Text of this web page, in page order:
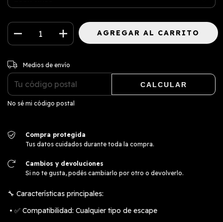
Entregas para el CP:
Medios de envío
CALCULAR
No sé mi código postal
Compra protegida
Tus datos cuidados durante toda la compra.
Cambios y devoluciones
Si no te gusta, podés cambiarlo por otro o devolverlo.
🔧 Características principales:
• ✅ Compatibilidad: Cualquier tipo de escape